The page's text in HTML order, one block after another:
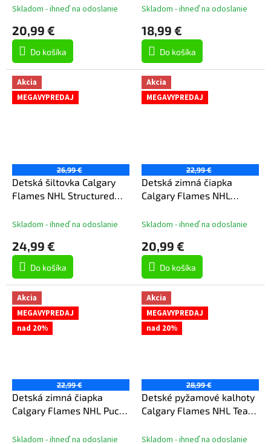
Skladom - ihneď na odoslanie
20,99 €
Do košíka
Skladom - ihneď na odoslanie
18,99 €
Do košíka
Akcia
MEGAVYPREDAJ
26,99 €
Detská šiltovka Calgary
Flames NHL Structured
Skladom - ihneď na odoslanie
24,99 €
Do košíka
Akcia
MEGAVYPREDAJ
22,99 €
Detská zimná čiapka
Calgary Flames NHL
Skladom - ihneď na odoslanie
20,99 €
Do košíka
Akcia
MEGAVYPREDAJ
nad 20%
22,99 €
Detská zimná čiapka
Calgary Flames NHL Puck
Skladom - ihneď na odoslanie
Akcia
MEGAVYPREDAJ
nad 20%
28,99 €
Detské pyžamové kalhoty
Calgary Flames NHL Team
Skladom - ihneď na odoslanie